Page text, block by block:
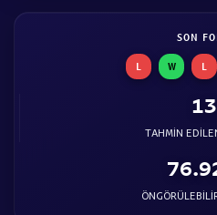
SON
L W L
13
TAHMIN